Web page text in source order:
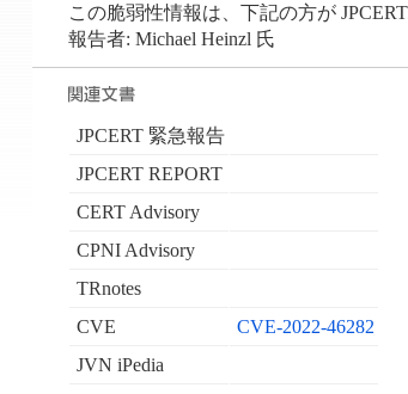
この脆弱性情報は、下記の方が
報告者: Michael Heinzl 氏
JPCERT 緊急報告
JPCERT REPORT
CERT Advisory
CPNI Advisory
TRnotes
CVE
CVE-2022-46282
JVN iPedia